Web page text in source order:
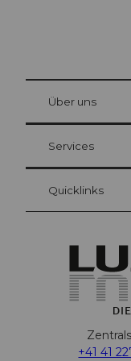
Gästekarte
Ihre Vorteile als
at Bre
Über uns
Services
Quicklinks
+41 41